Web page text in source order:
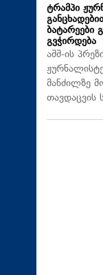
ტრამპი
ბატარეები
გვჭირდება
აშშ-ის
მანძილზე
თავდაცვის